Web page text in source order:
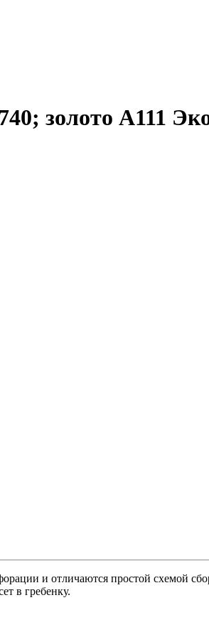
золото А111
и отличаются простой схемой
в гребенку.